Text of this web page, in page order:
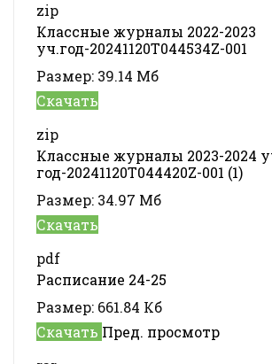
zip
Классные журналы 2022-2023
уч.год-20241120T044534Z-001
Размер: 39.14 Мб
Скачать
zip
Классные журналы 2023-2024
год-20241120T044420Z-001 (1)
Размер: 34.97 Мб
Скачать
pdf
Расписание 24-25
Размер: 661.84 Кб
Скачать Пред. просмотр